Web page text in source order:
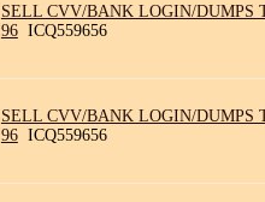
SELL CVV/BANK LOGIN/DUMPS
96 ICQ559656
SELL CVV/BANK LOGIN/DUMPS
96 ICQ559656